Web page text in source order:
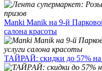
Manki Manik на 9-й
салона красоты
ТАЙРАЙ: скидки до 57% на